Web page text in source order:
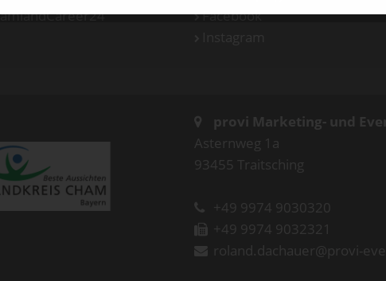
Facebook
provi Marketing- und
Asternweg 1a
93455 Traitsching
+49 9974 9030320
+49 9974 9032321
roland.dachauer@provi-